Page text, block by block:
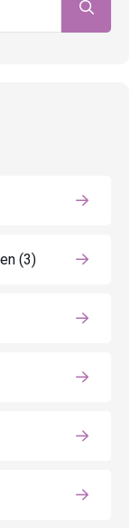
(3)